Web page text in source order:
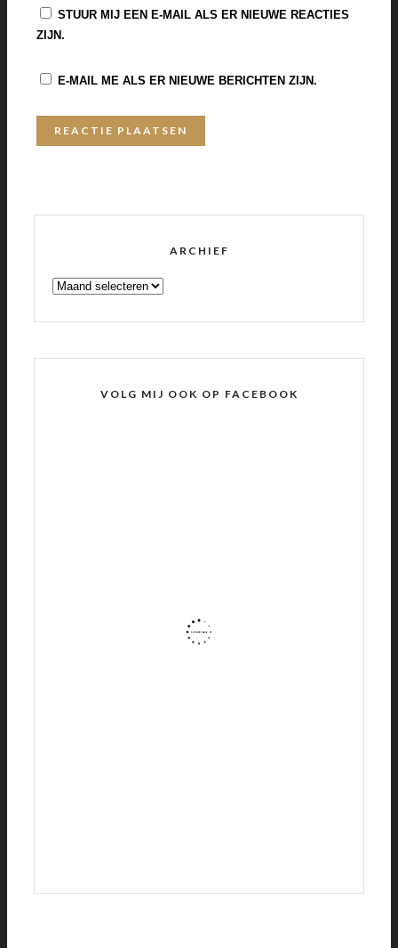
STUUR MIJ EEN E-MAIL ALS ER NIEUWE REACTIES
ZIJN.
E-MAIL ME ALS ER NIEUWE BERICHTEN ZIJN.
ARCHIEF
ARCHIEF
VOLG MIJ OOK OP FACEBOOK